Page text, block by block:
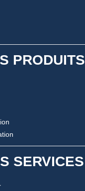
PRODUITS
SERVICES